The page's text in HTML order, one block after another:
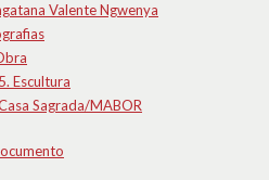
Valente Ngwenya
Escultura
Sagrada/MABOR